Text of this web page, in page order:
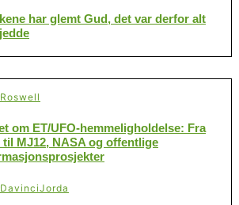
har glemt Gud, det var derfor alt
om ET/UFO-hemmeligholdelse: Fra
til MJ12, NASA og offentlige